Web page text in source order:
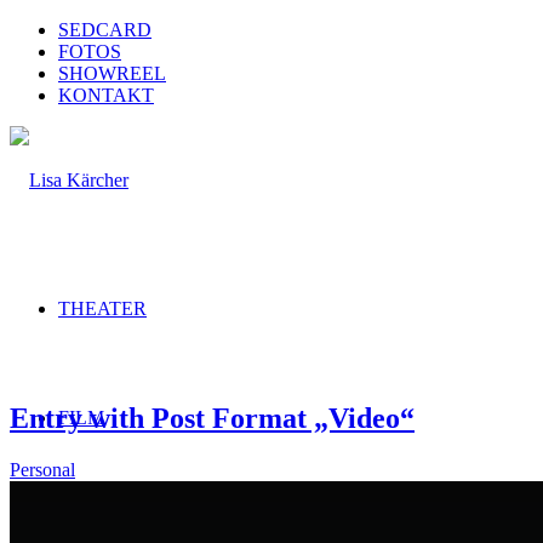
SEDCARD
FOTOS
SHOWREEL
KONTAKT
THEATER
FILM
Entry with Post Format „Video“
Personal